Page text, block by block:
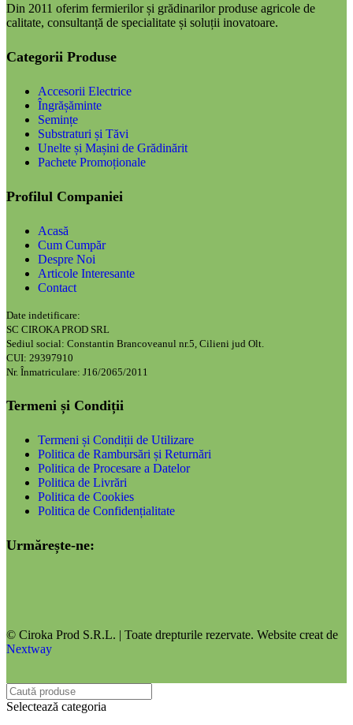
Din 2011 oferim fermierilor și grădinarilor produse agricole de
calitate, consultanță de specialitate și soluții inovatoare.
Categorii Produse
Accesorii Electrice
Îngrășăminte
Semințe
Substraturi și Tăvi
Unelte și Mașini de Grădinărit
Pachete Promoționale
Profilul Companiei
Acasă
Cum Cumpăr
Despre Noi
Articole Interesante
Contact
Date indetificare:
SC CIROKA PROD SRL
Sediul social: Constantin Brancoveanul nr.5, Cilieni jud Olt.
CUI: 29397910
Nr. Înmatriculare: J16/2065/2011
Termeni și Condiții
Termeni și Condiții de Utilizare
Politica de Rambursări și Returnări
Politica de Procesare a Datelor
Politica de Livrări
Politica de Cookies
Politica de Confidențialitate
Urmărește-ne:
© Ciroka Prod S.R.L. | Toate drepturile rezervate. Website creat de
Nextway
Selectează categoria